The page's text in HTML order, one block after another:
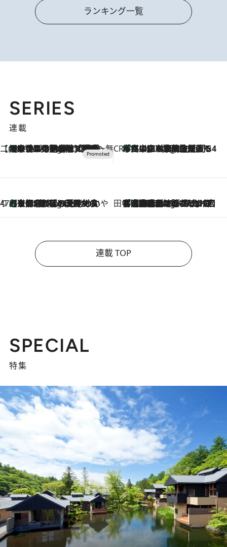
ランキング一覧
SERIES
連載
【CREA×星野リゾート】唯一無二。癒しと発見が待つ場所へ
2 Hours Ago
【トンボの足水浴】ヒノキの香りに包まれて涼感マックス！約13℃の湧水かけ流しを避暑地「星野温泉 トンボの湯」で体験 CREA'S CHOICE
4 Hours Ago
「立川にも歌舞伎があるんだよ」 片岡仁左衛門・市川中車ら豪華座組みで4年目の立川立飛歌舞伎へ
47都道府県の手みやげ ひんやりスイーツで夏を満喫
4 Hours Ago
【京都府】この夏絶対食べたい 冷やしておいしいおやつ3選 ひと口目から心を掴む新緑のテリーヌ 田中稲の勝手に再ブーム
9 Hours Ago
「湘南乃風に憧れて」観客大盛上がりの“タオル回し”に、ラッパー顔負けの高速歌唱まで…さだまさし（74）のアグレッシブすぎる現在地
連載 TOP
SPECIAL
特集